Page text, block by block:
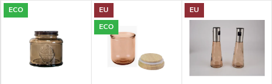
ECO
EU
ECO
EU